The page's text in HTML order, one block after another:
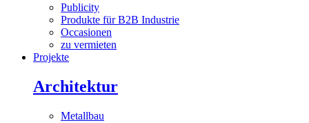
Publicity
Produkte für B2B Industrie
Occasionen
zu vermieten
Projekte
Architektur
Metallbau